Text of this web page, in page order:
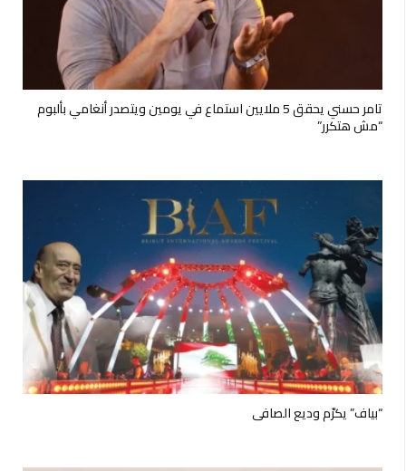
تامر حسني يحقق 5 ملايين استماع في يومين ويتصدر أنغامي بألبوم
“مش هتكرر”
“بياف” يكرّم وديع الصافي